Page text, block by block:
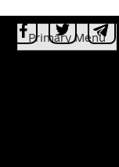
Primary Menu